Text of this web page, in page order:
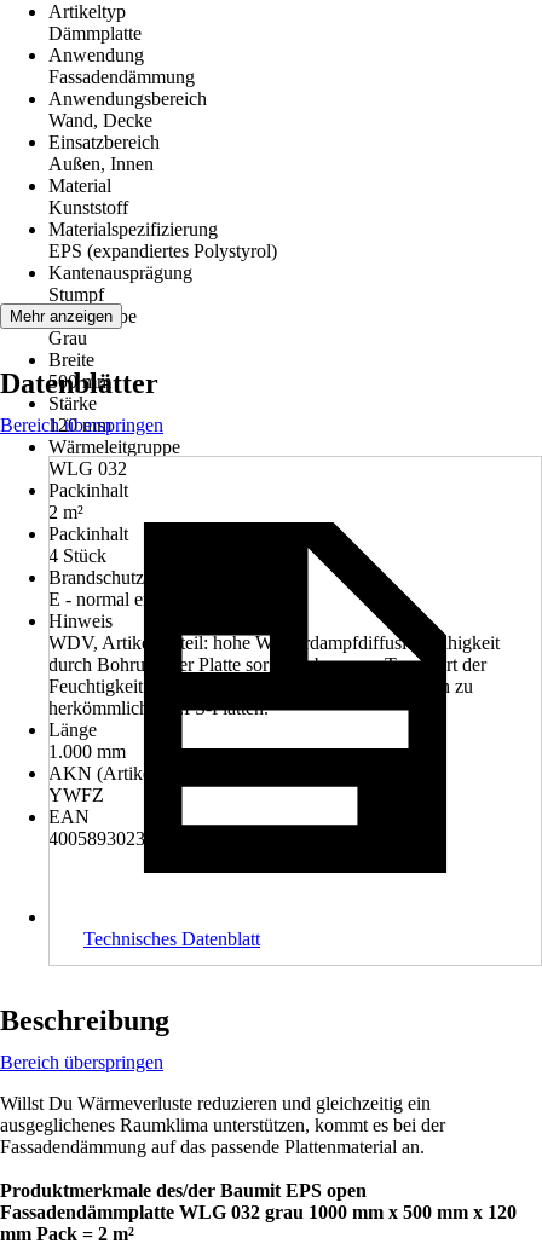
Artikeltyp
Dämmplatte
Anwendung
Fassadendämmung
Anwendungsbereich
Wand, Decke
Einsatzbereich
Außen, Innen
Material
Kunststoff
Materialspezifizierung
EPS (expandiertes Polystyrol)
Kantenausprägung
Stumpf
Grundfarbe
Grau
Breite
500 mm
Stärke
120 mm
Wärmeleitgruppe
WLG 032
Packinhalt
2 m²
Packinhalt
4 Stück
Brandschutzklasse
E - normal entflammbar
Hinweis
WDV, Artikelvorteil: hohe Wasserdampfdiffusionsfähigkeit
durch Bohrung der Platte sorgt für besseren Transport der
Feuchtigkeit an die Fassadenoberfläche im Vergleich zu
herkömmlichen EPS-Platten.
Länge
1.000 mm
AKN (Artikelkurznummer)
YWFZ
EAN
4005893023286
Mehr anzeigen
Datenblätter
Bereich überspringen
Technisches Datenblatt
Beschreibung
Bereich überspringen
Willst Du Wärmeverluste reduzieren und gleichzeitig ein
ausgeglichenes Raumklima unterstützen, kommt es bei der
Fassadendämmung auf das passende Plattenmaterial an.
Produktmerkmale des/der Baumit EPS open
Fassadendämmplatte WLG 032 grau 1000 mm x 500 mm x 120
mm Pack = 2 m²